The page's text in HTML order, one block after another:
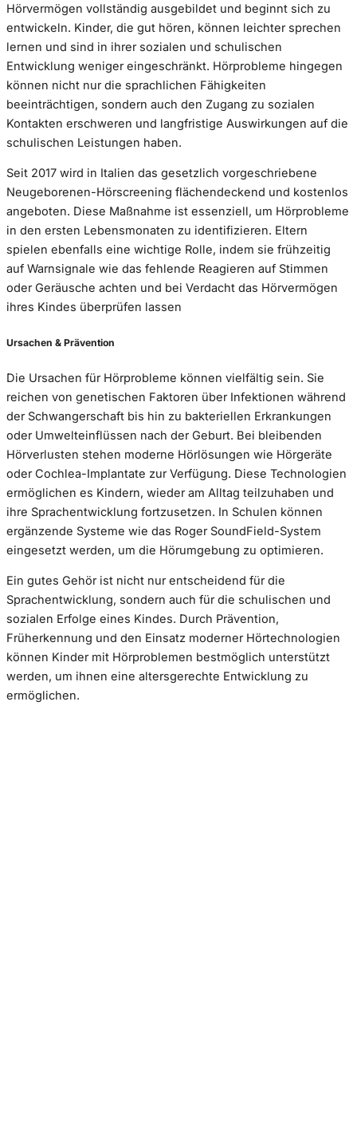
Hörvermögen vollständig ausgebildet und beginnt sich zu
entwickeln. Kinder, die gut hören, können leichter sprechen
lernen und sind in ihrer sozialen und schulischen
Entwicklung weniger eingeschränkt. Hörprobleme hingegen
können nicht nur die sprachlichen Fähigkeiten
beeinträchtigen, sondern auch den Zugang zu sozialen
Kontakten erschweren und langfristige Auswirkungen auf die
schulischen Leistungen haben.
Seit 2017 wird in Italien das gesetzlich vorgeschriebene
Neugeborenen-Hörscreening flächendeckend und kostenlos
angeboten. Diese Maßnahme ist essenziell, um Hörprobleme
in den ersten Lebensmonaten zu identifizieren. Eltern
spielen ebenfalls eine wichtige Rolle, indem sie frühzeitig
auf Warnsignale wie das fehlende Reagieren auf Stimmen
oder Geräusche achten und bei Verdacht das Hörvermögen
ihres Kindes überprüfen lassen
Ursachen & Prävention
Die Ursachen für Hörprobleme können vielfältig sein. Sie
reichen von genetischen Faktoren über Infektionen während
der Schwangerschaft bis hin zu bakteriellen Erkrankungen
oder Umwelteinflüssen nach der Geburt. Bei bleibenden
Hörverlusten stehen moderne Hörlösungen wie Hörgeräte
oder Cochlea-Implantate zur Verfügung. Diese Technologien
ermöglichen es Kindern, wieder am Alltag teilzuhaben und
ihre Sprachentwicklung fortzusetzen. In Schulen können
ergänzende Systeme wie das Roger SoundField-System
eingesetzt werden, um die Hörumgebung zu optimieren.
Ein gutes Gehör ist nicht nur entscheidend für die
Sprachentwicklung, sondern auch für die schulischen und
sozialen Erfolge eines Kindes. Durch Prävention,
Früherkennung und den Einsatz moderner Hörtechnologien
können Kinder mit Hörproblemen bestmöglich unterstützt
werden, um ihnen eine altersgerechte Entwicklung zu
ermöglichen.